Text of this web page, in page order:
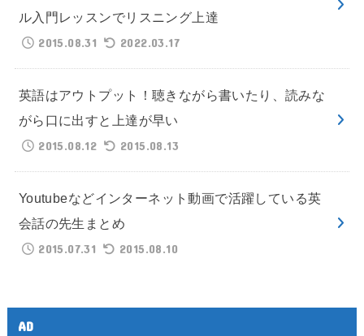
ル入門レッスンでリスニング上達
2015.08.31
2022.03.17
英語はアウトプット！聴きながら書いたり、読みな
がら口に出すと上達が早い
2015.08.12
2015.08.13
Youtubeなどインターネット動画で活躍している英
会話の先生まとめ
2015.07.31
2015.08.10
AD